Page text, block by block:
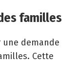
familles
demande
Cette